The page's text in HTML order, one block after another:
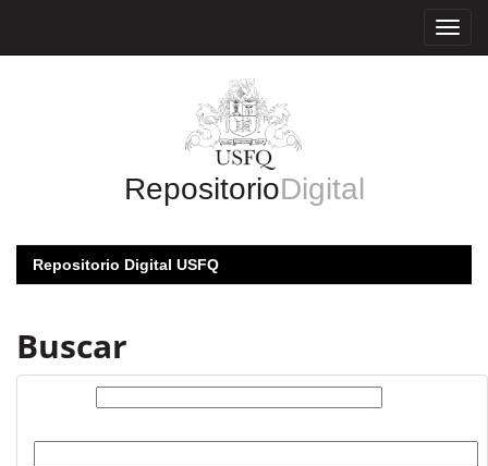
RepositorioDigital
Repositorio Digital USFQ
Buscar